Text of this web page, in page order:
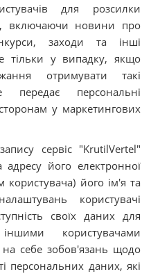
для розсилки
включаючи новини про
заходи та інші
тільки у випадку, якщо
отримувати такі
персональні
сторонам у маркетингових
сервіс "KrutilVertel"
адресу його електронної
його ім'я та
користувачі
своїх даних для
користувачами
себе зобов'язань щодо
персональних даних, які